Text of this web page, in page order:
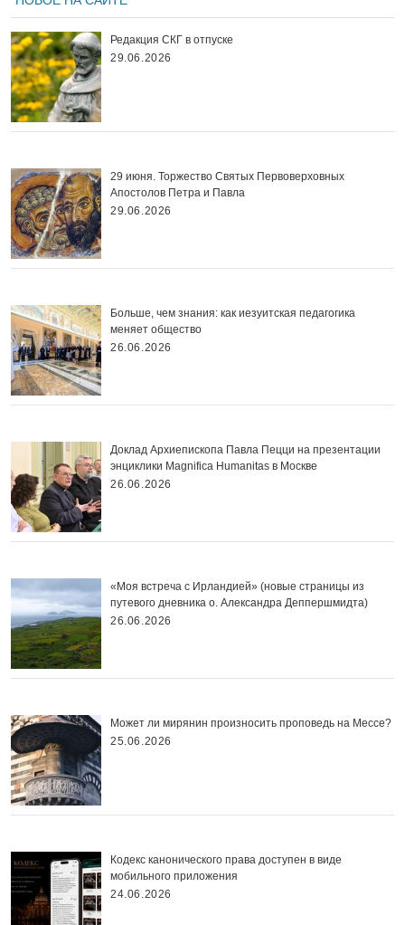
Редакция СКГ в отпуске
29.06.2026
29 июня. Торжество Святых Первоверховных
Апостолов Петра и Павла
29.06.2026
Больше, чем знания: как иезуитская педагогика
меняет общество
26.06.2026
Доклад Архиепископа Павла Пецци на презентации
энциклики Magnifica Нumanitas в Москве
26.06.2026
«Моя встреча с Ирландией» (новые страницы из
путевого дневника о. Александра Деппершмидта)
26.06.2026
Может ли мирянин произносить проповедь на Мессе?
25.06.2026
Кодекс канонического права доступен в виде
мобильного приложения
24.06.2026